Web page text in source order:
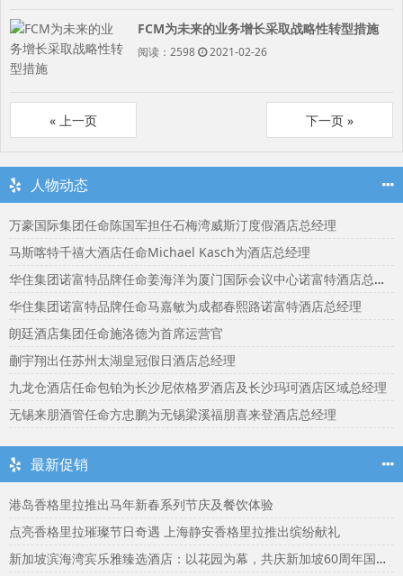
FCM为未来的业务增长采取战略性转型措施
阅读：2598 2021-02-26
« »
人物动态
万豪国际集团任命陈国军担任石梅湾威斯汀度假酒店总经理
马斯喀特千禧大酒店任命Michael Kasch为酒店总经理
华住集团诺富特品牌任命姜海洋为厦门国际会议中心诺富特酒店总经理
华住集团诺富特品牌任命马嘉敏为成都春熙路诺富特酒店总经理
朗廷酒店集团任命施洛德为首席运营官
蒯宇翔出任苏州太湖皇冠假日酒店总经理
九龙仓酒店任命包铂为长沙尼依格罗酒店及长沙玛珂酒店区域总经理
无锡来朋酒管任命方忠鹏为无锡梁溪福朋喜来登酒店总经理
最新促销
港岛香格里拉推出马年新春系列节庆及餐饮体验
点亮香格里拉璀璨节日奇遇 上海静安香格里拉推出缤纷献礼
新加坡滨海湾宾乐雅臻选酒店：以花园为幕，共庆新加坡60周年国庆盛宴